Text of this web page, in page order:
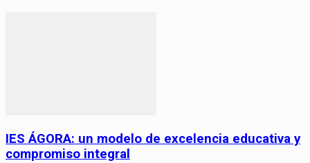
IES ÁGORA: un modelo de excelencia educativa y
compromiso integral